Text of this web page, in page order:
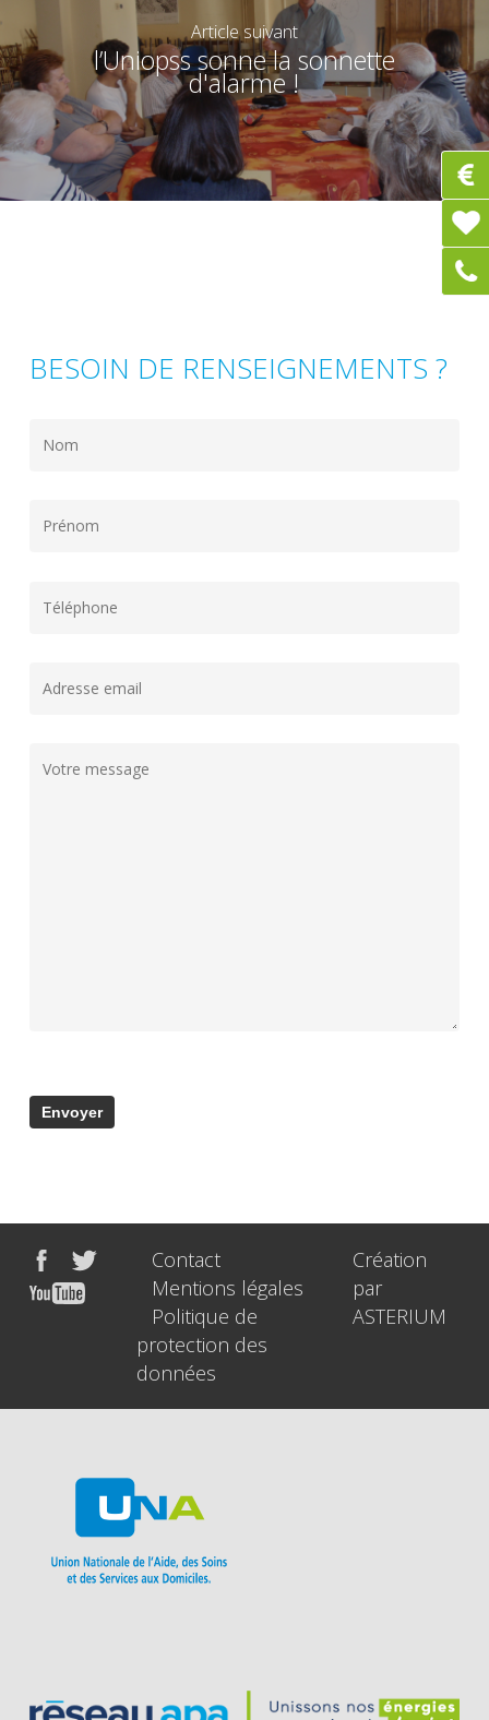
Article suivant
l’Uniopss sonne la sonnette
d'alarme !
BESOIN DE RENSEIGNEMENTS ?
Contact
Mentions légales
Politique de
protection des
données
Création
par
ASTERIUM